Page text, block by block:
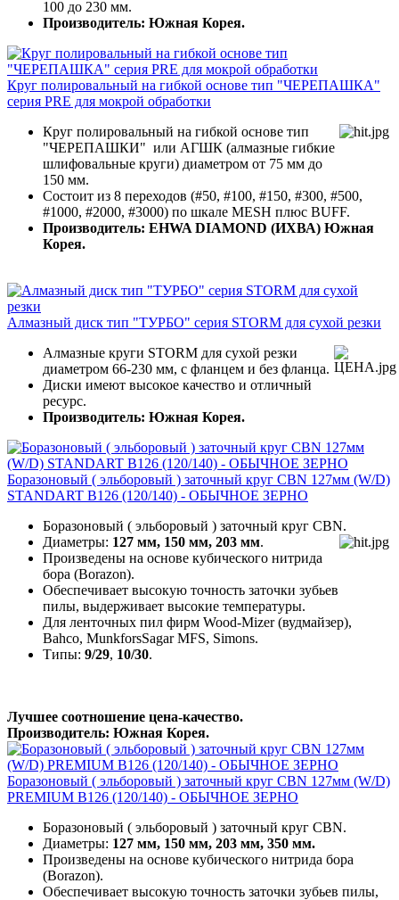
100 до 230 мм.
Производитель: Южная Корея.
Круг полировальный на гибкой основе тип "ЧЕРЕПАШКА"
серия PRE для мокрой обработки
Круг полировальный на гибкой основе тип
"ЧЕРЕПАШКИ" или АГШК (алмазные гибкие
шлифовальные круги) диаметром от 75 мм до
150 мм.
Состоит из 8 переходов (#50, #100, #150, #300, #500,
#1000, #2000, #3000) по шкале MESH плюс BUFF.
Производитель: EHWA DIAMOND (ИХВА) Южная
Корея.
Алмазный диск тип "ТУРБО" серия STORM для сухой резки
Алмазные круги STORM для сухой резки
диаметром 66-230 мм, с фланцем и без фланца.
Диски имеют высокое качество и отличный
ресурс.
Производитель: Южная Корея.
Боразоновый ( эльборовый ) заточный круг CBN 127мм (W/D)
STANDART B126 (120/140) - ОБЫЧНОЕ ЗЕРНО
Боразоновый ( эльборовый ) заточный круг CBN.
Диаметры: 127 мм, 150 мм, 203 мм.
Произведены на основе кубического нитрида
бора (Borazon).
Обеспечивает высокую точность заточки зубьев
пилы, выдерживает высокие температуры.
Для ленточных пил фирм Wood-Mizer (вудмайзер),
Bahco, MunkforsSagar MFS, Simons.
Типы: 9/29, 10/30.
Лучшее соотношение цена-качество.
Производитель: Южная Корея.
Боразоновый ( эльборовый ) заточный круг CBN 127мм (W/D)
PREMIUM B126 (120/140) - ОБЫЧНОЕ ЗЕРНО
Боразоновый ( эльборовый ) заточный круг CBN.
Диаметры: 127 мм, 150 мм, 203 мм, 350 мм.
Произведены на основе кубического нитрида бора
(Borazon).
Обеспечивает высокую точность заточки зубьев пилы,